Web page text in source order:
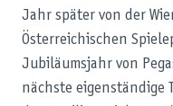
Jahr später von der
Österreichischen
Jubiläumsjahr von
nächste eigenständige